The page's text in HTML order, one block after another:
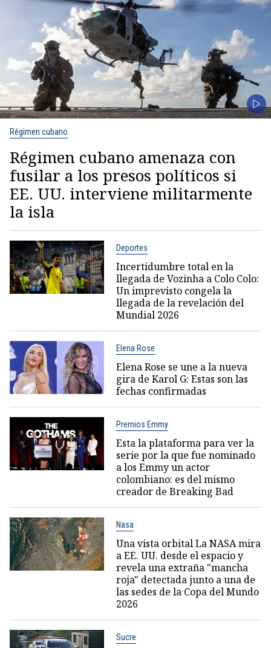
Régimen cubano
Régimen cubano amenaza con
fusilar a los presos políticos si
EE. UU. interviene militarmente
la isla
Deportes
Incertidumbre total en la
llegada de Vozinha a Colo Colo:
Un imprevisto congela la
llegada de la revelación del
Mundial 2026
Elena Rose
Elena Rose se une a la nueva
gira de Karol G: Estas son las
fechas confirmadas
Premios Emmy
Esta la plataforma para ver la
serie por la que fue nominado
a los Emmy un actor
colombiano: es del mismo
creador de Breaking Bad
Nasa
Una vista orbital La NASA mira
a EE. UU. desde el espacio y
revela una extraña "mancha
roja" detectada junto a una de
las sedes de la Copa del Mundo
2026
Sucre